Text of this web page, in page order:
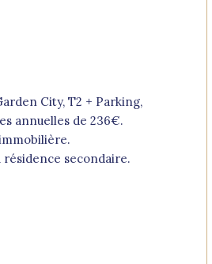
City, T2 + Parking,
annuelles de 236€.
résidence secondaire.